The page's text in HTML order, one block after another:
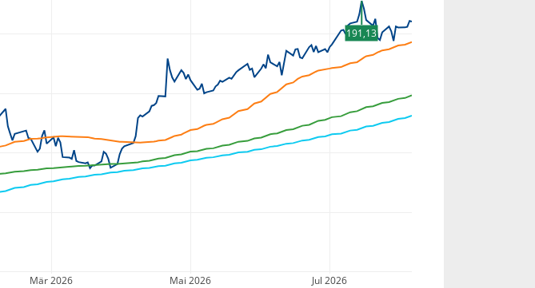
Mär 2026 Mai 2026 Jul 2026
191,13